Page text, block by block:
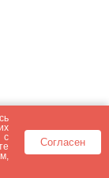
с
Согласен